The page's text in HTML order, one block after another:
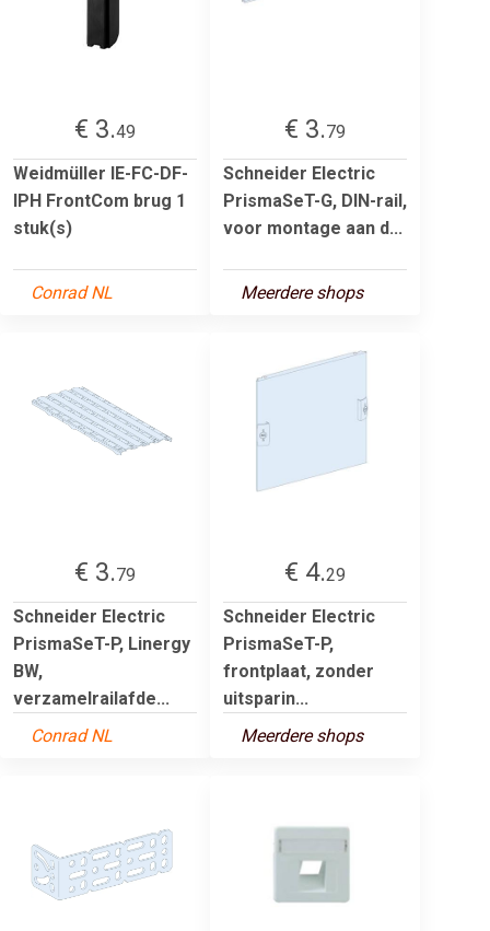
€ 3.49
Weidmüller IE-FC-DF-
IPH FrontCom brug 1
stuk(s)
Conrad NL
€ 3.79
Schneider Electric
PrismaSeT-G, DIN-rail,
voor montage aan d...
Meerdere shops
€ 3.79
Schneider Electric
PrismaSeT-P, Linergy
BW,
verzamelrailafde...
Conrad NL
€ 4.29
Schneider Electric
PrismaSeT-P,
frontplaat, zonder
uitsparin...
Meerdere shops